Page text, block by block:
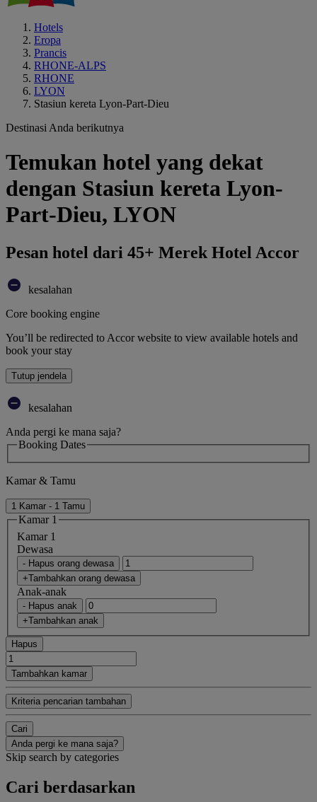
Hotels
Eropa
Prancis
RHONE-ALPS
RHONE
LYON
Stasiun kereta Lyon-Part-Dieu
Destinasi Anda berikutnya
Temukan hotel yang dekat
dengan Stasiun kereta Lyon-
Part-Dieu, LYON
Pesan hotel dari 45+ Merek Hotel Accor
kesalahan
Core booking engine
You’ll be redirected to Accor website to view available hotels and
book your stay
Tutup jendela
kesalahan
Anda pergi ke mana saja?
Booking Dates
Kamar & Tamu
1 Kamar - 1 Tamu
Kamar 1
Kamar 1
Dewasa
- Hapus orang dewasa
+Tambahkan orang dewasa
Anak-anak
- Hapus anak
+Tambahkan anak
Hapus
Tambahkan kamar
Kriteria pencarian tambahan
Cari
Anda pergi ke mana saja?
Skip search by categories
Cari berdasarkan